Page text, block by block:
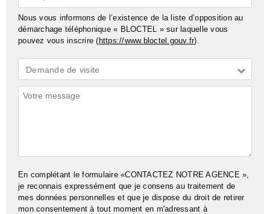
Nous vous informons de l’existence de la liste d’opposition au
démarchage téléphonique « BLOCTEL » sur laquelle vous
pouvez vous inscrire ( https://www.bloctel.gouv.fr).
Demande
*
Demande de visite
Commentaires
En complétant le formulaire «CONTACTEZ NOTRE AGENCE »,
je reconnais expressément que je consens au traitement de
mes données personnelles et que je dispose du droit de retirer
mon consentement à tout moment en m'adressant à